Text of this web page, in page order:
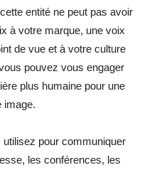
entité ne peut pas avoir
à votre marque, une voix
de vue et à votre culture
pouvez vous engager
plus humaine pour une
image.
pour communiquer
les conférences, les